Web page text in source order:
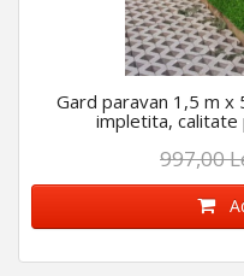
Gard paravan 1,5 m x
impletita, calitate
997,00